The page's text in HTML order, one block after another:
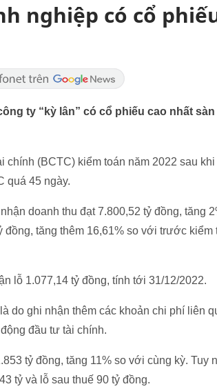
nghiệp có cổ
ty “kỳ lân” có cổ phiếu cao nhất
chính (BCTC) kiểm toán năm 2022 sau
quá 45 ngày.
doanh thu đạt 7.800,52 tỷ đồng, tăng
đồng, tăng thêm 16,61% so với trước
lỗ 1.077,14 tỷ đồng, tính tới 31/12/2022.
do ghi nhận thêm các khoản chi phí liên
đầu tư tài chính.
tỷ đồng, tăng 11% so với cùng kỳ. Tuy
tỷ và lỗ sau thuế 90 tỷ đồng.